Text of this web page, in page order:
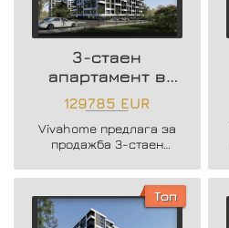
3-стаен
апартамент в
нова жилищна
сграда
129785 EUR
Vivahome предлага за
продажба 3-стаен
жилищна сграда в жк.
Владислав Варненчик.
Топ